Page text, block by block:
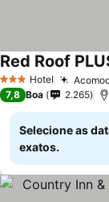
3 EstrelasHotel
Red Roof
7,8 Boa 2.265
Selecione as
exatos.